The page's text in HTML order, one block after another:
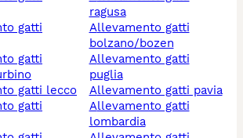
gatti lecco
ragusa
allevamento gatti
bolzano/bozen
allevamento gatti
puglia
allevamento gatti pavia
allevamento gatti
lombardia